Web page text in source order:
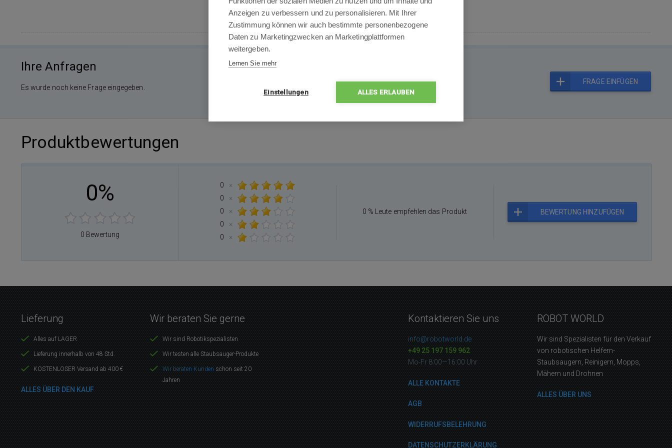
Digitales Hygrometer und Temperaturanzeige.
Ihre Anfragen
FRAGE EINFÜGEN
Es wurde noch keine Frage eingegeben.
Produktbewertungen
0%
0 Bewertung
0
×
0
×
0
×
0
×
0
×
0 % Leute empfehlen das Produkt BEWERTUNG HINZUFÜGEN
Lieferung
Alles auf LAGER
Lieferung innerhalb von 48 Std.
KOSTENLOSER Versand ab 400 €
ALLES ÜBER DEN KAUF
Wir beraten Sie gerne
Wir sind Robotikspezialisten
Wir testen alle Staubsauger-Produkte
Wir beraten Kunden schon seit 20
Jahren
Kontaktieren Sie uns
info@robotworld.de
+49 25 197 159 962
Mo-Fr 8:00—16:00 Uhr
ALLE KONTAKTE
AGB
WIDERRUFSBELEHRUNG
DATENSCHUTZERKLÄRUNG
ROBOT WORLD
Wir sind Spezialisten für den Verkauf
von robotischen Helfern-
Staubsaugern, Reinigern, Mopps,
Mähern und Drohnen
ALLES ÜBER UNS
Anzeigen zu verbessern und zu personalisieren. Mit Ihrer
Zustimmung können wir auch bestimmte personenbezogene
Daten zu Marketingzwecken an Marketingplattformen
weitergeben.
Lernen Sie mehr
Einstellungen ALLES ERLAUBEN